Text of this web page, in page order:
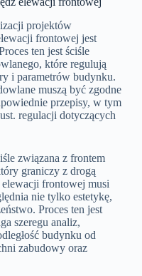
projektów
frontowej jest
ten jest ściśle
które regulują
i parametrów budynku.
muszą być zgodne
przepisy, w tym
regulacji dotyczących
związana z frontem
graniczy z drogą
frontowej musi
nie tylko estetykę,
Proces ten jest
szeregu analiz,
budynku od
zabudowy oraz